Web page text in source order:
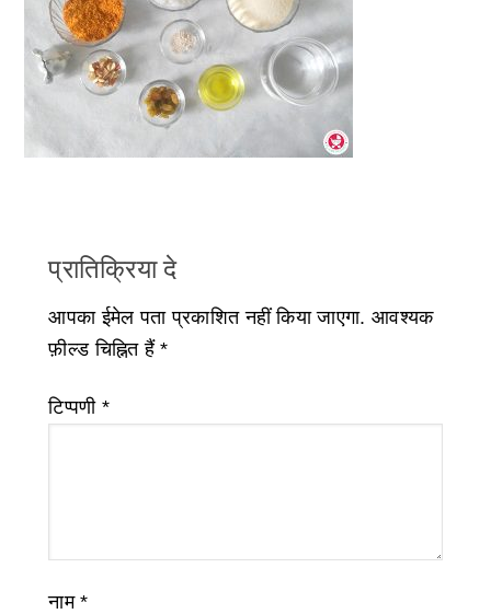
प्रातिक्रिया दे
आपका ईमेल पता प्रकाशित नहीं किया जाएगा. आवश्यक
फ़ील्ड चिह्नित हैं*
टिप्पणी *
नाम*